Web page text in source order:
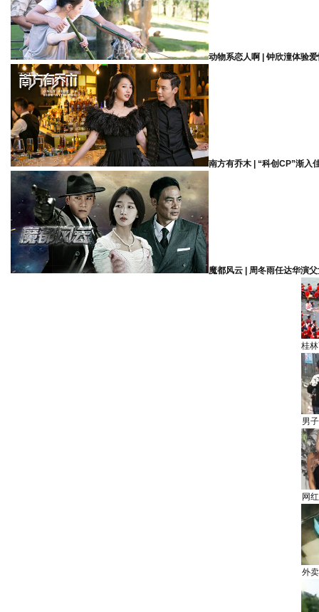
动物系恋人啊 | 钟欣潼体验
南方有乔木 | “科创CP”渐入
魔都风云 | 周冬雨任达华演
桂
男
网
外